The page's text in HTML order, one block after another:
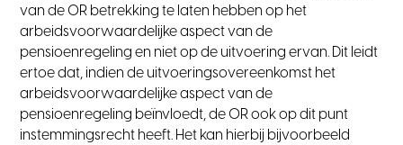
van de OR betrekking te laten hebben op het
arbeidsvoorwaardelijke aspect van de
pensioenregeling en niet op de uitvoering ervan. Dit leidt
ertoe dat, indien de uitvoeringsovereenkomst het
arbeidsvoorwaardelijke aspect van de
pensioenregeling beïnvloedt, de OR ook op dit punt
instemmingsrecht heeft. Het kan hierbij bijvoorbeeld